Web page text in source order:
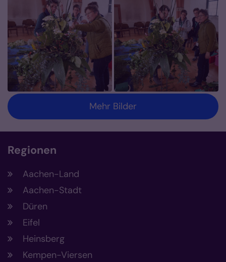
Mehr Bilder
Regionen
Aachen-Land
Aachen-Stadt
Düren
Eifel
Heinsberg
Kempen-Viersen